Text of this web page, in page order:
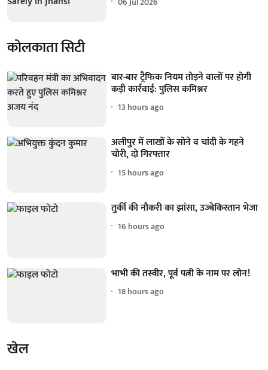
कोलकाता सिटी
बार-बार ट्रैफिक नियम तोड़ने वालों पर होगी
कड़ी कार्रवाई: पुलिस कमिश्नर
13 hours ago
अलीपुर में लाखों के सोने व चांदी के गहने
चोरी, दो गिरफ्तार
15 hours ago
तुर्की की नौकरी का झांसा, उज्बेकिस्तान भेजा
16 hours ago
भाभी की तस्वीर, पूर्व पत्नी के नाम पर लोन!
18 hours ago
खेल